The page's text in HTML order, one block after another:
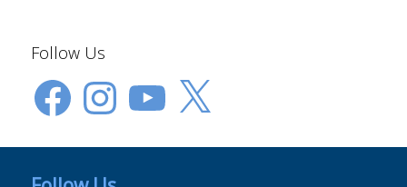
Follow Us
FacebookInstagramYouTube
X